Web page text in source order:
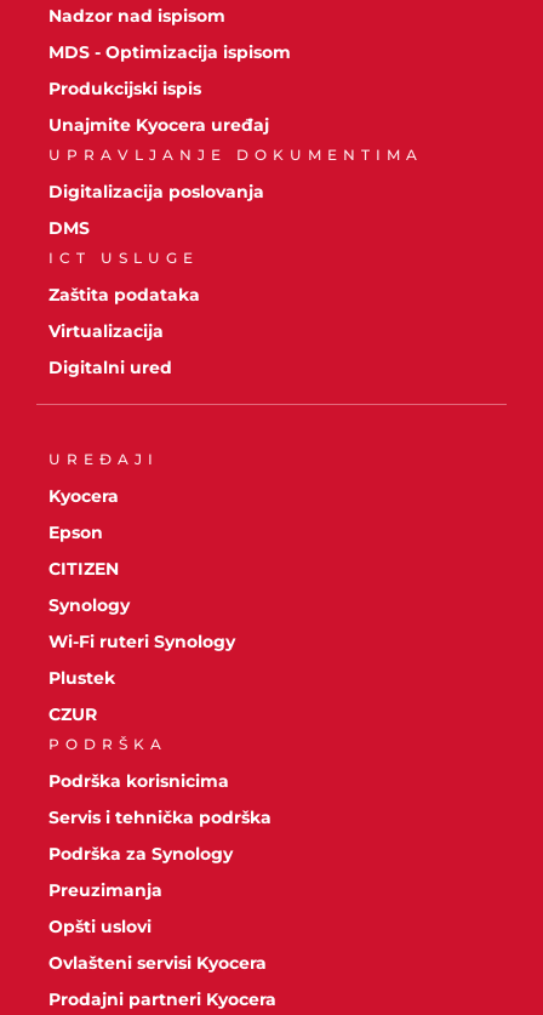
Nadzor nad ispisom
MDS - Optimizacija ispisom
Produkcijski ispis
Unajmite Kyocera uređaj
UPRAVLJANJE DOKUMENTIMA
Digitalizacija poslovanja
DMS
ICT USLUGE
Zaštita podataka
Virtualizacija
Digitalni ured
UREĐAJI
Kyocera
Epson
CITIZEN
Synology
Wi-Fi ruteri Synology
Plustek
CZUR
PODRŠKA
Podrška korisnicima
Servis i tehnička podrška
Podrška za Synology
Preuzimanja
Opšti uslovi
Ovlašteni servisi Kyocera
Prodajni partneri Kyocera